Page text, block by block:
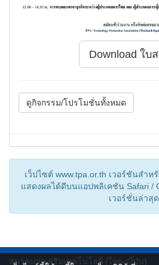
Download ใบ
ดูกิจกรรม/โปรโมชั่นทั้งหมด
เว็ปไซต์ www.tpa.or.th เวอร์ชันสำ
แสดงผลได้ดีบนแอปพลิเคชัน Safari /
เวอร์ชั่นล่าสุด
สมาคมส่งเสริมเทคโนโลยี (ไทย-ญี่ปุ่น)